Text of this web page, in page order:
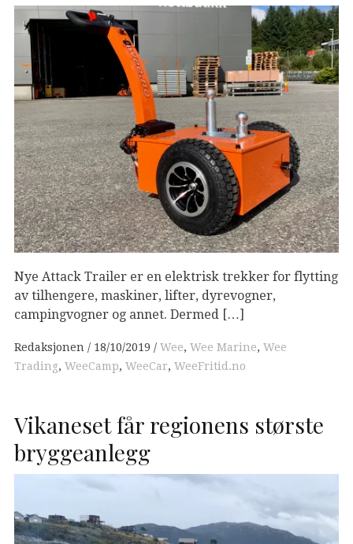
Nye Attack Trailer er en elektrisk trekker for flytting
av tilhengere, maskiner, lifter, dyrevogner,
campingvogner og annet. Dermed […]
Redaksjonen 18/10/2019 Wee, Wee Marine, Wee
Trading, WeeCamp, WeeCar, WeeFritid.no
Vikaneset får regionens største
bryggeanlegg